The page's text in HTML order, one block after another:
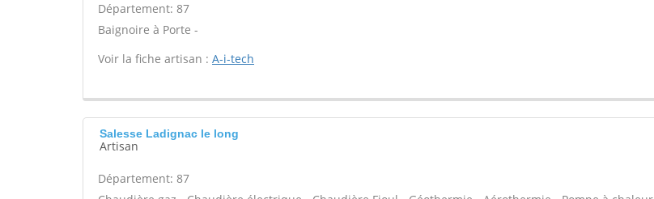
Département: 87
Baignoire à Porte -
Voir la fiche artisan : A-i-tech
Salesse Ladignac le long
Artisan
Département: 87